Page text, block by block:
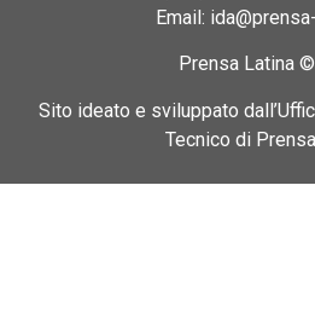
Email:
Prensa Latina
Sito ideato e sviluppato
Tecnico di